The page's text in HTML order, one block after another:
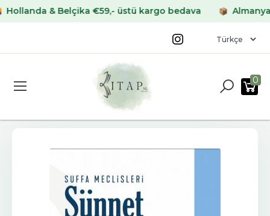
& Belçika €59,- üstü kargo bedava Almanya &
0